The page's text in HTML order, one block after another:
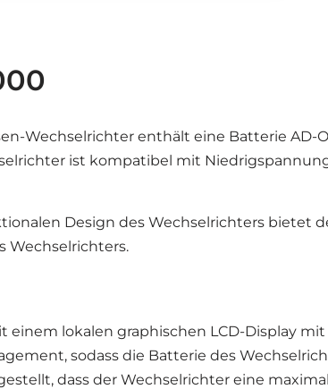
Wechselrichter enthält eine Batterie
ist kompatibel mit
Design des Wechselrichters bietet
Wechselrichters.
lokalen graphischen LCD-Display
sodass die Batterie des
dass der Wechselrichter eine